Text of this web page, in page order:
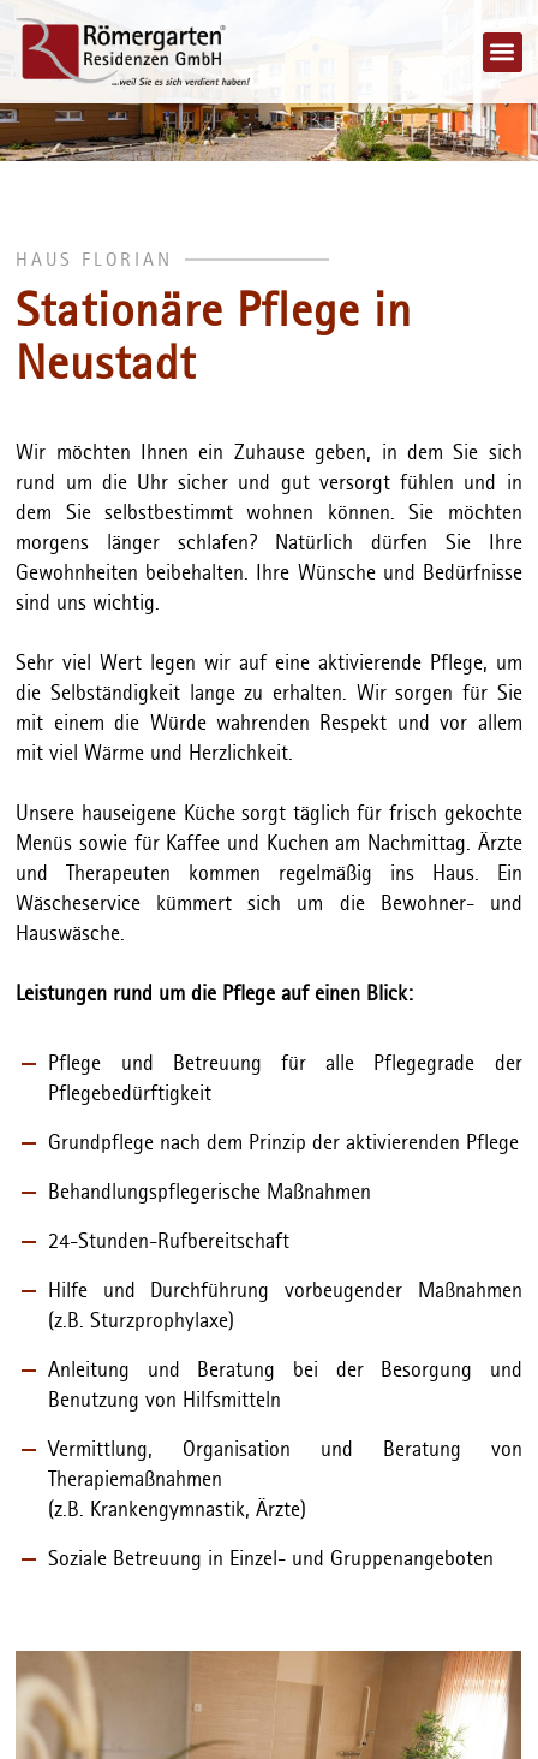
HAUS FLORIAN
Stationäre Pflege in
Neustadt
Wir möchten Ihnen ein Zuhause geben, in dem Sie sich
rund um die Uhr sicher und gut versorgt fühlen und in
dem Sie selbstbestimmt wohnen können. Sie möchten
morgens länger schlafen? Natürlich dürfen Sie Ihre
Gewohnheiten beibehalten. Ihre Wünsche und Bedürfnisse
sind uns wichtig.
Sehr viel Wert legen wir auf eine aktivierende Pflege, um
die Selbständigkeit lange zu erhalten. Wir sorgen für Sie
mit einem die Würde wahrenden Respekt und vor allem
mit viel Wärme und Herzlichkeit.
Unsere hauseigene Küche sorgt täglich für frisch gekochte
Menüs sowie für Kaffee und Kuchen am Nachmittag. Ärzte
und Therapeuten kommen regelmäßig ins Haus. Ein
Wäscheservice kümmert sich um die Bewohner- und
Hauswäsche.
Leistungen rund um die Pflege auf einen Blick:
Pflege und Betreuung für alle Pflegegrade der
Pflegebedürftigkeit
Grundpflege nach dem Prinzip der aktivierenden Pflege
Behandlungspflegerische Maßnahmen
24-Stunden-Rufbereitschaft
Hilfe und Durchführung vorbeugender Maßnahmen
(z.B. Sturzprophylaxe)
Anleitung und Beratung bei der Besorgung und
Benutzung von Hilfsmitteln
Vermittlung, Organisation und Beratung von
Therapiemaßnahmen
(z.B. Krankengymnastik, Ärzte)
Soziale Betreuung in Einzel- und Gruppenangeboten